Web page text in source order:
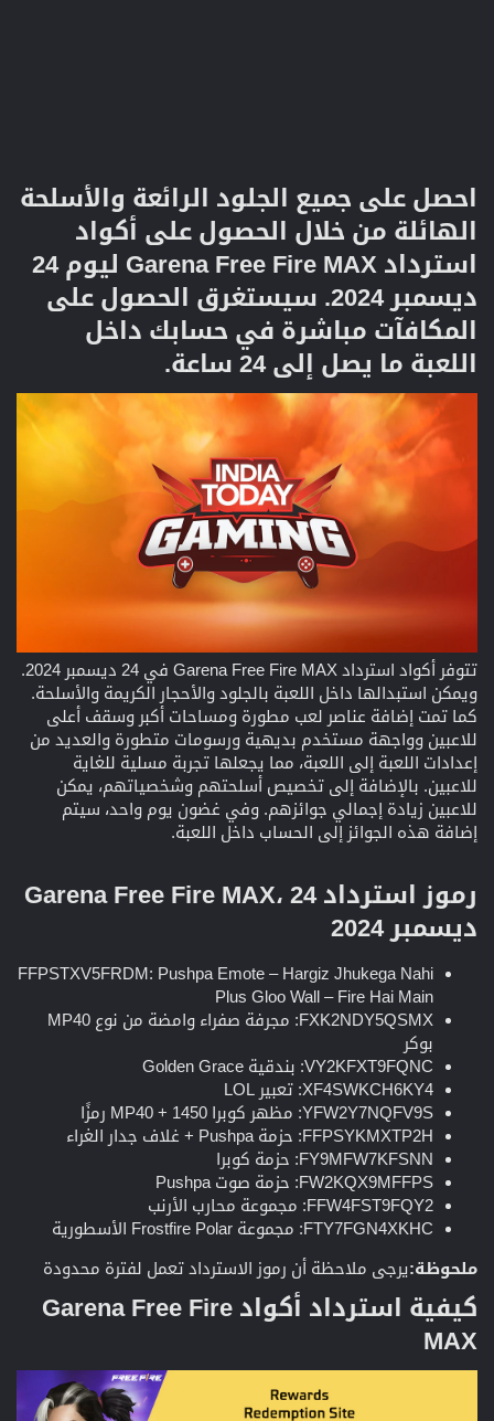
احصل على جميع الجلود الرائعة والأسلحة
الهائلة من خلال الحصول على أكواد
استرداد Garena Free Fire MAX ليوم 24
ديسمبر 2024. سيستغرق الحصول على
المكافآت مباشرة في حسابك داخل
اللعبة ما يصل إلى 24 ساعة.​
تتوفر أكواد استرداد Garena Free Fire MAX في 24 ديسمبر 2024.
ويمكن استبدالها داخل اللعبة بالجلود والأحجار الكريمة والأسلحة.
كما تمت إضافة عناصر لعب مطورة ومساحات أكبر وسقف أعلى
للاعبين وواجهة مستخدم بديهية ورسومات متطورة والعديد من
إعدادات اللعبة إلى اللعبة، مما يجعلها تجربة مسلية للغاية
للاعبين. بالإضافة إلى تخصيص أسلحتهم وشخصياتهم، يمكن
للاعبين زيادة إجمالي جوائزهم. وفي غضون يوم واحد، سيتم
إضافة هذه الجوائز إلى الحساب داخل اللعبة.
رموز استرداد Garena Free Fire MAX، 24
ديسمبر 2024​
FFPSTXV5FRDM: Pushpa Emote – Hargiz Jhukega Nahi
Plus Gloo Wall – Fire Hai Main
FXK2NDY5QSMX: مجرفة صفراء وامضة من نوع MP40
بوكر
VY2KFXT9FQNC: بندقية Golden Grace
XF4SWKCH6KY4: تعبير LOL
YFW2Y7NQFV9S: مظهر كوبرا MP40 + 1450 رمزًا
FFPSYKMXTP2H: حزمة Pushpa + غلاف جدار الغراء
FY9MFW7KFSNN: حزمة كوبرا
FW2KQX9MFFPS: حزمة صوت Pushpa
FFW4FST9FQY2: مجموعة محارب الأرنب
FTY7FGN4XKHC: مجموعة Frostfire Polar الأسطورية
ملحوظة:يرجى ملاحظة أن رموز الاسترداد تعمل لفترة محدودة
كيفية استرداد أكواد Garena Free Fire
MAX​